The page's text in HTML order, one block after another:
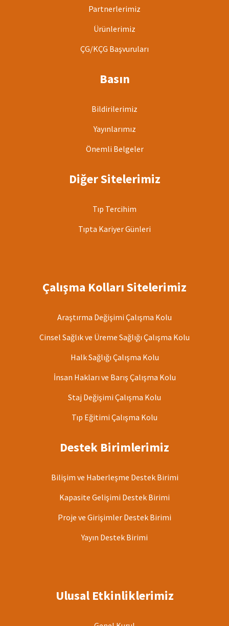
Partnerlerimiz
Ürünlerimiz
ÇG/KÇG Başvuruları
Basın
Bildirilerimiz
Yayınlarımız
Önemli Belgeler
Diğer Sitelerimiz
Tıp Tercihim
Tıpta Kariyer Günleri
Çalışma Kolları Sitelerimiz
Araştırma Değişimi Çalışma Kolu
Cinsel Sağlık ve Üreme Sağlığı Çalışma Kolu
Halk Sağlığı Çalışma Kolu
İnsan Hakları ve Barış Çalışma Kolu
Staj Değişimi Çalışma Kolu
Tıp Eğitimi Çalışma Kolu
Destek Birimlerimiz
Bilişim ve Haberleşme Destek Birimi
Kapasite Gelişimi Destek Birimi
Proje ve Girişimler Destek Birimi
Yayın Destek Birimi
Ulusal Etkinliklerimiz